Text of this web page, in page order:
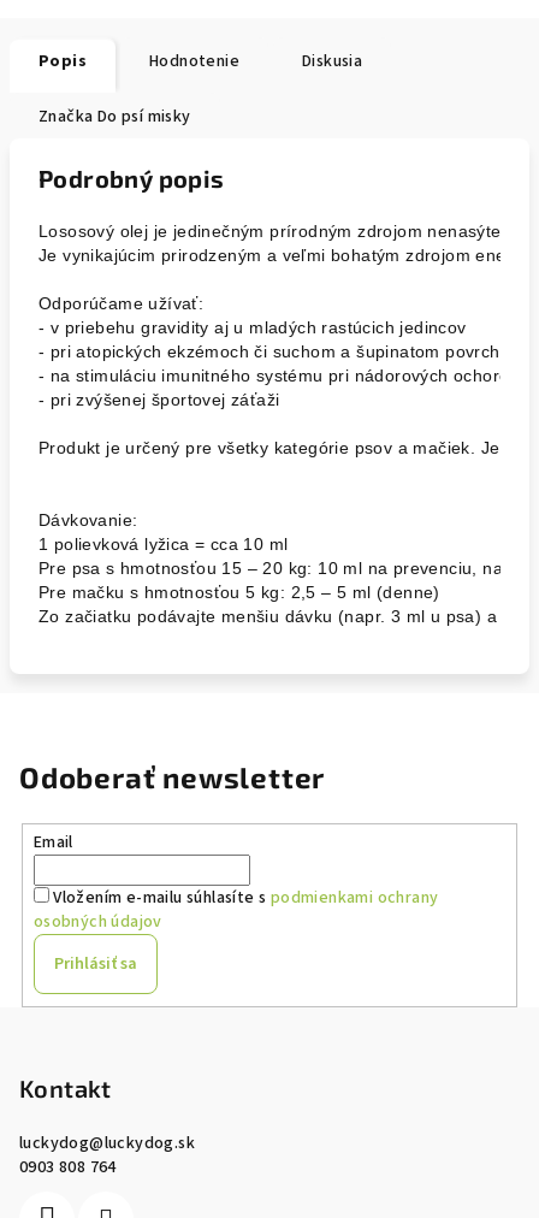
Popis Hodnotenie Diskusia
Značka Do psí misky
Podrobný popis
Lososový olej je jedinečným prírodným zdrojom
Je vynikajúcim prirodzeným a veľmi bohatým zdrojom
Odporúčame užívať:
- v priebehu gravidity aj u mladých rastúcich jedincov
- pri atopických ekzémoch či suchom a šupinatom povrchu
- na stimuláciu imunitného systému pri nádorových
- pri zvýšenej športovej záťaži
Produkt je určený pre všetky kategórie psov a mačiek. Je
Dávkovanie:
1 polievková lyžica = cca 10 ml
Pre psa s hmotnosťou 15 – 20 kg: 10 ml na prevenciu, na
Pre mačku s hmotnosťou 5 kg: 2,5 – 5 ml (denne)
Zo začiatku podávajte menšiu dávku (napr. 3 ml u psa) a
Odoberať newsletter
Email
Vložením e-mailu súhlasíte s podmienkami ochrany
osobných údajov
Prihlásiť sa
Kontakt
luckydog@luckydog.sk
0903 808 764